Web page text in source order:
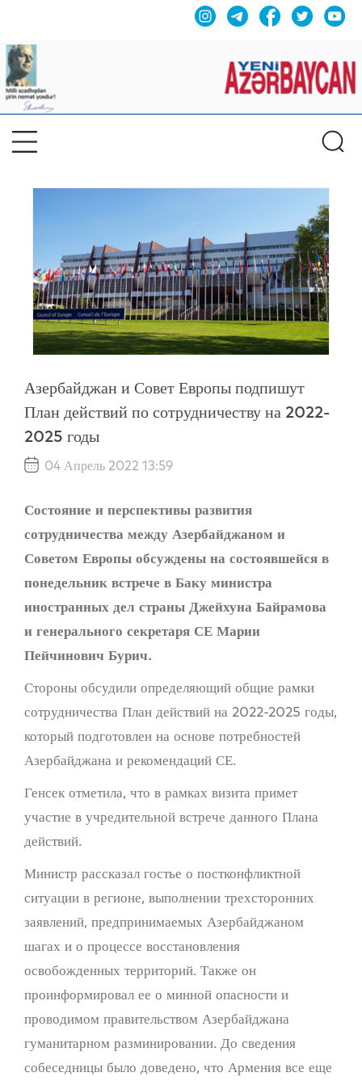
Азербайджан и Совет Европы подпишут
План действий по сотрудничеству на 2022-
2025 годы
04 Апрель 2022 13:59
Состояние и перспективы развития
сотрудничества между Азербайджаном и
Советом Европы обсуждены на состоявшейся в
понедельник встрече в Баку министра
иностранных дел страны Джейхуна Байрамова
и генерального секретаря СЕ Марии
Пейчинович Бурич.
Стороны обсудили определяющий общие рамки
сотрудничества План действий на 2022-2025 годы,
который подготовлен на основе потребностей
Азербайджана и рекомендаций СЕ.
Генсек отметила, что в рамках визита примет
участие в учредительной встрече данного Плана
действий.
Министр рассказал гостье о постконфликтной
ситуации в регионе, выполнении трехсторонних
заявлений, предпринимаемых Азербайджаном
шагах и о процессе восстановления
освобожденных территорий. Также он
проинформировал ее о минной опасности и
проводимом правительством Азербайджана
гуманитарном разминировании. До сведения
собеседницы было доведено, что Армения все еще